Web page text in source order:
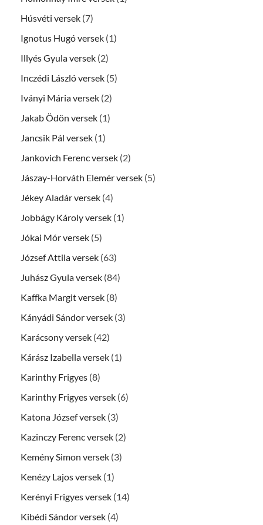
Húsvéti versek (7)
Ignotus Hugó versek (1)
Illyés Gyula versek (2)
Inczédi László versek (5)
Iványi Mária versek (2)
Jakab Ödön versek (1)
Jancsik Pál versek (1)
Jankovich Ferenc versek (2)
Jászay-Horváth Elemér versek (5)
Jékey Aladár versek (4)
Jobbágy Károly versek (1)
Jókai Mór versek (5)
József Attila versek (63)
Juhász Gyula versek (84)
Kaffka Margit versek (8)
Kányádi Sándor versek (3)
Karácsony versek (42)
Kárász Izabella versek (1)
Karinthy Frigyes (8)
Karinthy Frigyes versek (6)
Katona József versek (3)
Kazinczy Ferenc versek (2)
Kemény Simon versek (3)
Kenézy Lajos versek (1)
Kerényi Frigyes versek (14)
Kibédi Sándor versek (4)